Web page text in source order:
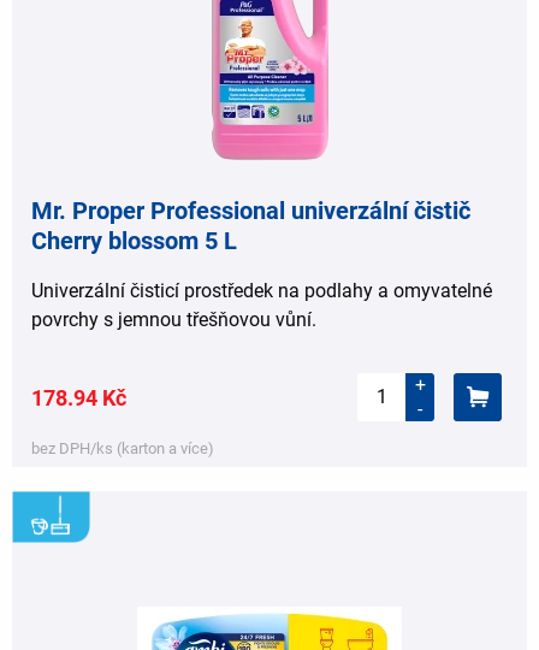
Mr. Proper Professional univerzální čistič
Cherry blossom 5 L
Univerzální čisticí prostředek na podlahy a omyvatelné
povrchy s jemnou třešňovou vůní.
178.94 Kč
+
-
bez DPH/ks (karton a více)